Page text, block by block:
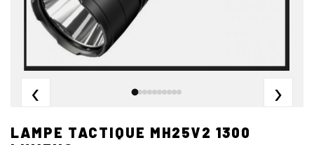
‹ ›
LAMPE TACTIQUE MH25V2 1300